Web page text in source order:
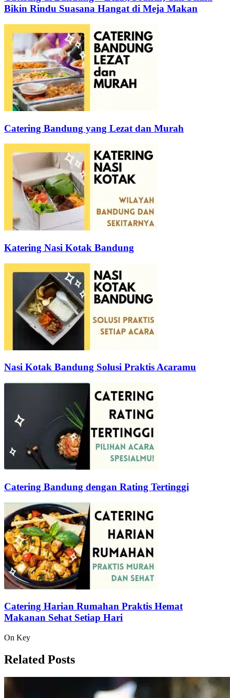
Bikin Rindu Suasana Hangat di Meja Makan
Catering Bandung yang Lezat dan Murah
Katering Nasi Kotak Bandung
Nasi Kotak Bandung Solusi Praktis Acaramu
Catering Bandung dengan Rating Tertinggi
Catering Harian Rumahan Praktis Hemat
Makanan Sehat Setiap Hari
On Key
Related Posts